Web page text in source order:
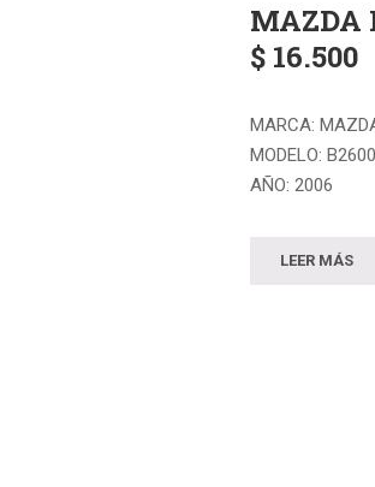
MAZDA
$ 16.500
MARCA:
MODELO: B2600
AÑO: 2006
LEER MÁS